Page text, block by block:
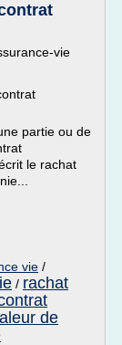
vie
partie ou de
le rachat
vie /
/ rachat
de